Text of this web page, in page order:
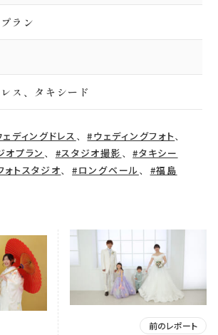
ラン
ス、タキシード
ディングドレス 、#ウェディングフォト、
オプラン 、 #スタジオ撮影 、#タキシー
ォトスタジオ、#ロングベール、 #福島
前のレポート